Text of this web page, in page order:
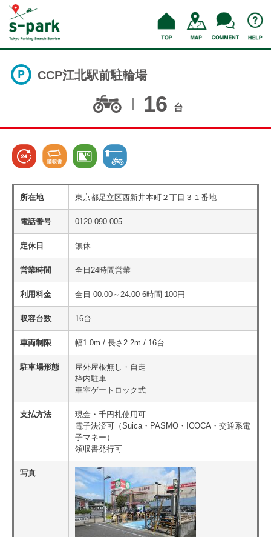
CCP江北駅前駐輪場
16 台
所在地 東京都足立区西新井本町２丁目３１番地
電話番号 0120-090-005
定休日 無休
営業時間 全日24時間営業
利用料金 全日 00:00～24:00 6時間 100円
収容台数 16台
車両制限 幅1.0m / 長さ2.2m / 16台
駐車場形態
屋外屋根無し・自走
枠内駐車
車室ゲートロック式
支払方法
現金・千円札使用可
電子決済可（Suica・PASMO・ICOCA・交通系電
子マネー）
領収書発行可
写真